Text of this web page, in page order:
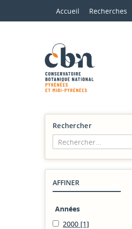
Accueil Recherches
Rechercher
AFFINER
Années
2000 [1]